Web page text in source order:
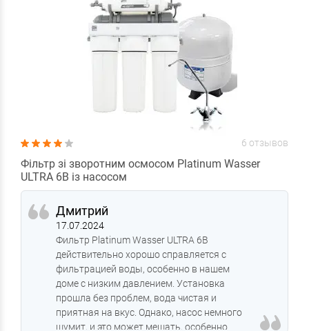
6 отзывов
Фільтр зі зворотним осмосом Platinum Wasser
ULTRA 6B із насосом
Дмитрий
17.07.2024
Фильтр Platinum Wasser ULTRA 6B
действительно хорошо справляется с
фильтрацией воды, особенно в нашем
доме с низким давлением. Установка
прошла без проблем, вода чистая и
приятная на вкус. Однако, насос немного
шумит, и это может мешать, особенно